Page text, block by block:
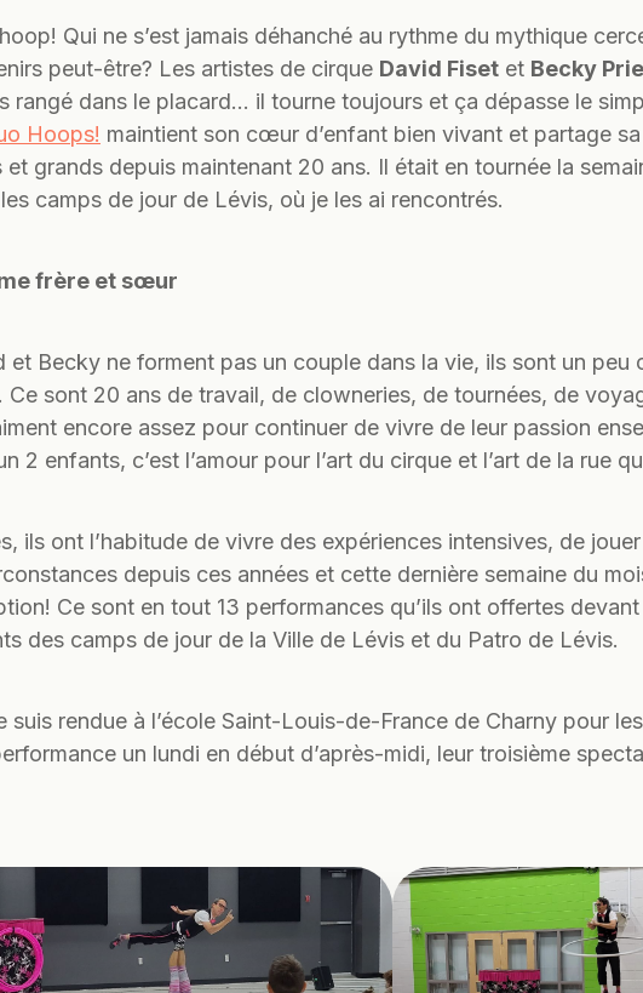
Qui ne s’est jamais déhanché au rythme du mythique
peut-être? Les artistes de cirque David Fiset et Becky
rangé dans le placard… il tourne toujours et ça dépasse le
Hoops! maintient son cœur d’enfant bien vivant et partage
et grands depuis maintenant 20 ans. Il était en tournée la
camps de jour de Lévis, où je les ai rencontrés.
frère et sœur
et Becky ne forment pas un couple dans la vie, ils sont un peu
sont 20 ans de travail, de clowneries, de tournées, de
encore assez pour continuer de vivre de leur passion
2 enfants, c’est l’amour pour l’art du cirque et l’art de la rue
ils ont l’habitude de vivre des expériences intensives, de
depuis ces années et cette dernière semaine du
Ce sont en tout 13 performances qu’ils ont offertes
des camps de jour de la Ville de Lévis et du Patro de Lévis.
suis rendue à l’école Saint-Louis-de-France de Charny pour
un lundi en début d’après-midi, leur troisième